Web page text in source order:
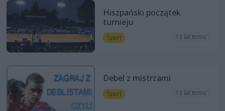
Hiszpański początek
turnieju
Sport 13 lat temu
Debel z mistrzami
Sport 13 lat temu